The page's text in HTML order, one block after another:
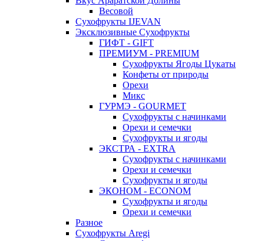
Весовой
Сухофрукты IJEVAN
Эксклюзивные Сухофрукты
ГИФТ - GIFT
ПРЕМИУМ - PREMIUM
Сухофрукты Ягоды Цукаты
Конфеты от природы
Орехи
Микс
ГУРМЭ - GOURMET
Сухофрукты с начинками
Орехи и семечки
Сухофрукты и ягоды
ЭКСТРА - EXTRA
Сухофрукты с начинками
Орехи и семечки
Сухофрукты и ягоды
ЭКОНОМ - ECONOM
Сухофрукты и ягоды
Орехи и семечки
Разное
Сухофрукты Aregi